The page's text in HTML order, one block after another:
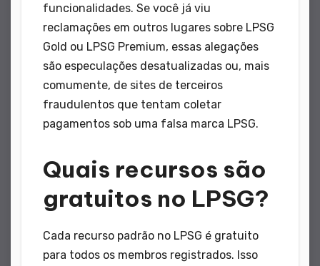
funcionalidades. Se você já viu
reclamações em outros lugares sobre LPSG
Gold ou LPSG Premium, essas alegações
são especulações desatualizadas ou, mais
comumente, de sites de terceiros
fraudulentos que tentam coletar
pagamentos sob uma falsa marca LPSG.
Quais recursos são
gratuitos no LPSG?
Cada recurso padrão no LPSG é gratuito
para todos os membros registrados. Isso